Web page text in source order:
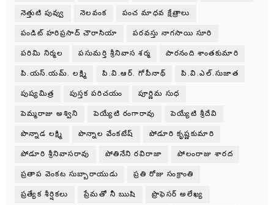
నెత్తుటి పువ్వు నెలవంక పంచ మాధవ క్షేత్రాలు
పండిట్ హరిప్రసాద్ చౌరాసియా పరవస్తు నాగసాయి సూరి
పరిమి నిర్మల పసుమర్తి శ్రీనివాస శర్మ పారనంది శాంతకుమారి
పి.యస్.యమ్. లక్ష్మి పి.వి.ఆర్. గోపీనాథ్ పి.వి.ఎల్.సుజాత
పుష్యమిత్ర పుస్తక పరిచయం పూర్ణిమ సుధ
పెమ్మరాజు అశ్విని పెయ్యేటి రంగారావు పెయ్యేటి శ్రీదేవి
పొన్నాడ లక్ష్మి పొన్నాల వేంకటేష్ పోడూరి కృష్ణకుమారి
పోడూరి శ్రీనివాసరావు పోతినేని రవిరాజా పోలంరాజు శారద
ప్రతాప వెంకట సుబ్బారాయుడు ప్రతి రోజు సంక్రాంతి
ప్రత్యేక శీర్షికలు ప్రేమతో నీ ఋషి ప్రొఫెసర్ అలేఖ్య